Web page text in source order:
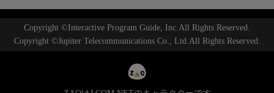
Copyright ©Interactive Program Guide, Inc.All Rights Reserved.
Copyright ©Jupiter Telecommunications Co., Ltd.All Rights Reserved.